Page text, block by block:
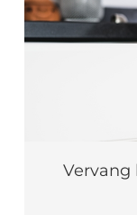
Vervang